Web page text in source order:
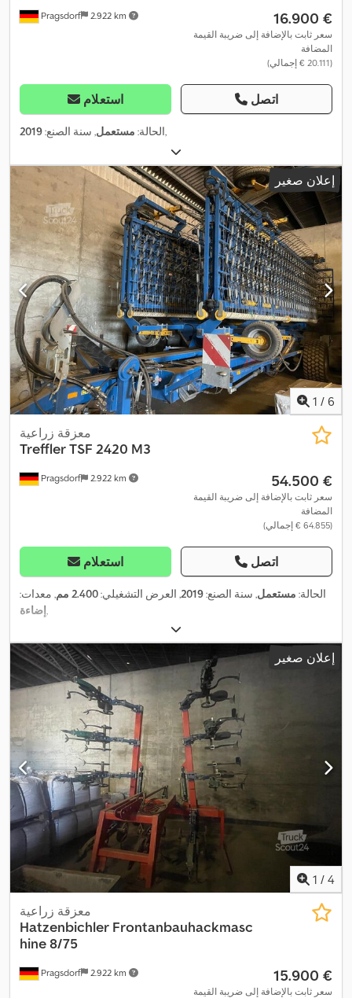
Pragsdorf 2.922 km ‏16.900 €
سعر ثابت بالإضافة إلى ضريبة القيمة
المضافة
(‏20.111 € إجمالي)
استعلام اتصل
الحالة: مستعمل, سنة الصنع:2019 ,
إعلان صغير
1 / 6
Pragsdorf 2.922 km
معزقة زراعية
TrefflerTSF 2420 M3
‏54.500 €
سعر ثابت بالإضافة إلى ضريبة القيمة
المضافة
(‏64.855 € إجمالي)
استعلام اتصل
الحالة: مستعمل, سنة الصنع:2019, العرض التشغيلي:2.400 مم
, معدات:
إضاءة,
إعلان صغير
1 / 4
Pragsdorf 2.922 km
معزقة زراعية
Hatzenbichler Frontanbauhackmasc
hine 8/75
‏15.900 €
سعر ثابت بالإضافة إلى ضريبة القيمة